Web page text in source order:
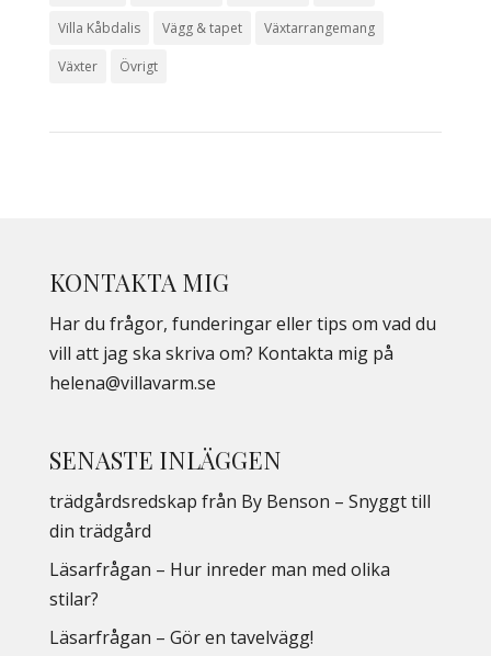
Villa Kåbdalis Vägg & tapet Växtarrangemang
Växter Övrigt
KONTAKTA MIG
Har du frågor, funderingar eller tips om vad du
vill att jag ska skriva om? Kontakta mig på
helena@villavarm.se
SENASTE INLÄGGEN
trädgårdsredskap från By Benson – Snyggt till
din trädgård
Läsarfrågan – Hur inreder man med olika
stilar?
Läsarfrågan – Gör en tavelvägg!